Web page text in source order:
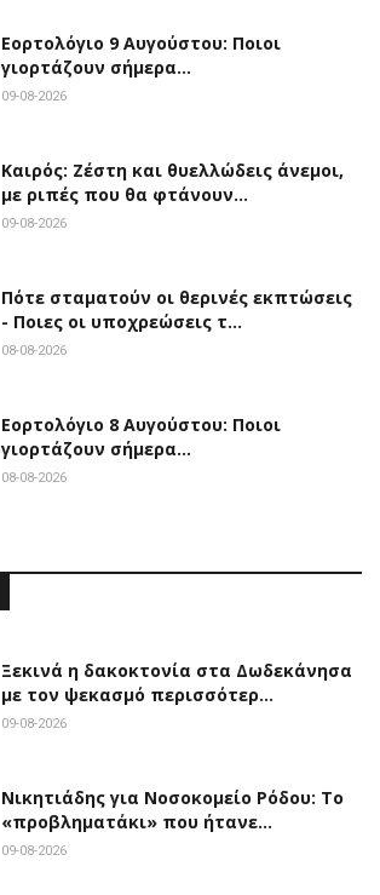
Εορτολόγιο 9 Αυγούστου: Ποιοι
γιορτάζουν σήμερα…
09-08-2026
Καιρός: Ζέστη και θυελλώδεις άνεμοι,
με ριπές που θα φτάνουν…
09-08-2026
Πότε σταματούν οι θερινές εκπτώσεις
- Ποιες οι υποχρεώσεις τ…
08-08-2026
Εορτολόγιο 8 Αυγούστου: Ποιοι
γιορτάζουν σήμερα…
08-08-2026
Ξεκινά η δακοκτονία στα Δωδεκάνησα
με τον ψεκασμό περισσότερ…
09-08-2026
Νικητιάδης για Νοσοκομείο Ρόδου: Το
«προβληματάκι» που ήτανε…
09-08-2026